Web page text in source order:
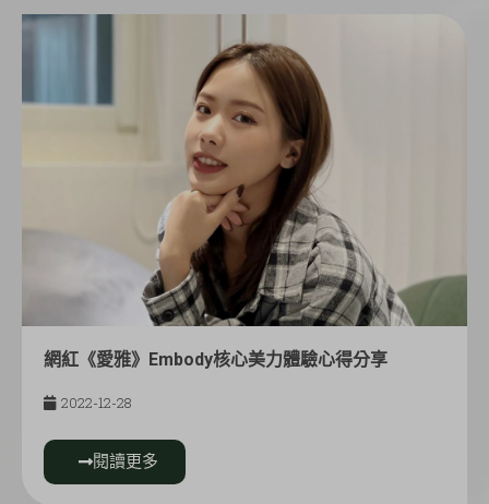
網紅《愛雅》Embody核心美力體驗心得分享
2022-12-28
閱讀更多